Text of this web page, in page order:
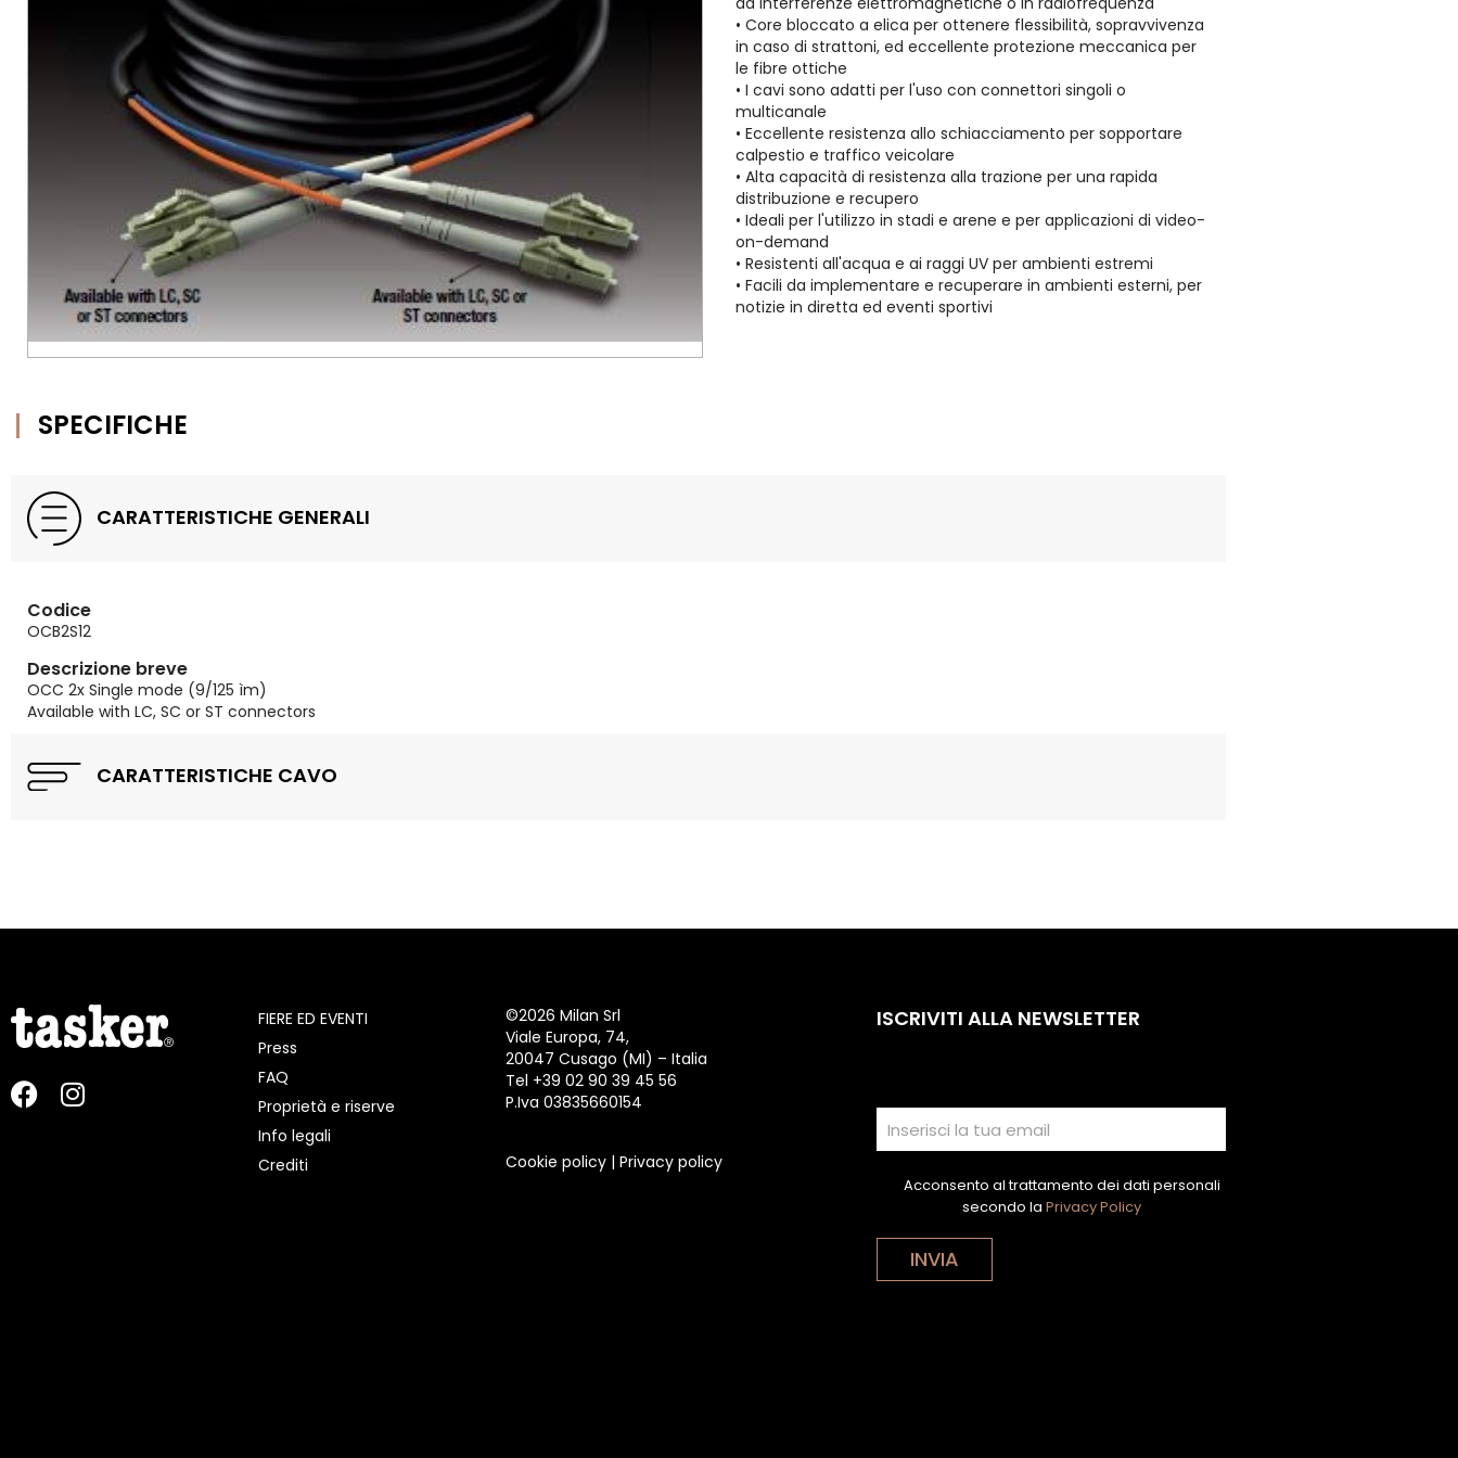
• Core bloccato a elica per ottenere flessibilità, sopravvivenza
in caso di strattoni, ed eccellente protezione meccanica per
le fibre ottiche
• I cavi sono adatti per l'uso con connettori singoli o
multicanale
• Eccellente resistenza allo schiacciamento per sopportare
calpestio e traffico veicolare
• Alta capacità di resistenza alla trazione per una rapida
distribuzione e recupero
• Ideali per l'utilizzo in stadi e arene e per applicazioni di video-
on-demand
• Resistenti all'acqua e ai raggi UV per ambienti estremi
• Facili da implementare e recuperare in ambienti esterni, per
notizie in diretta ed eventi sportivi
SPECIFICHE
CARATTERISTICHE GENERALI
Codice
OCB2S12
Descrizione breve
OCC 2x Single mode (9/125 ìm)
Available with LC, SC or ST connectors
CARATTERISTICHE CAVO
FIERE ED EVENTI
Press
FAQ
Proprietà e riserve
Info legali
Crediti
©2026 Milan Srl
Viale Europa, 74,
20047 Cusago (MI) – Italia
Tel +39 02 90 39 45 56
P.Iva 03835660154
Cookie policy | Privacy policy
ISCRIVITI ALLA NEWSLETTER
Acconsento al trattamento dei dati personali
secondo la Privacy Policy
INVIA